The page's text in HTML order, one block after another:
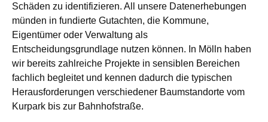
Schäden zu identifizieren. All unsere Datenerhebungen
münden in fundierte Gutachten, die Kommune,
Eigentümer oder Verwaltung als
Entscheidungsgrundlage nutzen können. In Mölln haben
wir bereits zahlreiche Projekte in sensiblen Bereichen
fachlich begleitet und kennen dadurch die typischen
Herausforderungen verschiedener Baumstandorte vom
Kurpark bis zur Bahnhofstraße.